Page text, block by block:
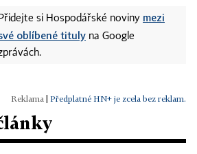
Přidejte si Hospodářské noviny mezi
oblíbené tituly na Google
Předplatné HN+ je zcela bez reklam.